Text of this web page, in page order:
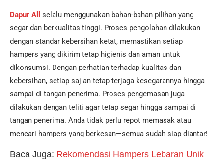
Dapur All
selalu menggunakan bahan-bahan pilihan yang
segar dan berkualitas tinggi. Proses pengolahan dilakukan
dengan standar kebersihan ketat, memastikan setiap
hampers yang dikirim tetap higienis dan aman untuk
dikonsumsi. Dengan perhatian terhadap kualitas dan
kebersihan, setiap sajian tetap terjaga kesegarannya hingga
sampai di tangan penerima. Proses pengemasan juga
dilakukan dengan teliti agar tetap segar hingga sampai di
tangan penerima. Anda tidak perlu repot memasak atau
mencari hampers yang berkesan—semua sudah siap diantar!
Baca Juga: Rekomendasi Hampers Lebaran Unik